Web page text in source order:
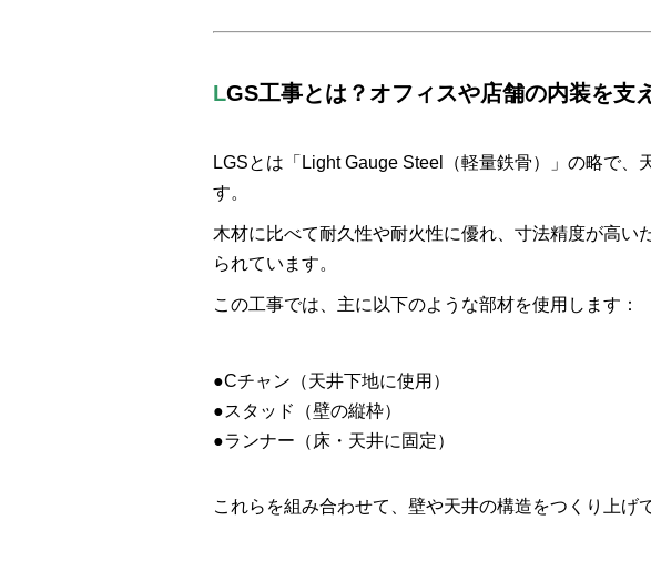
LGS工事とは？オフィスや店舗の内装を支
LGSとは「Light Gauge Steel（軽量鉄骨）」の略で、
す。
木材に比べて耐久性や耐火性に優れ、寸法精度が高い
られています。
この工事では、主に以下のような部材を使用します：
●Cチャン（天井下地に使用）
●スタッド（壁の縦枠）
●ランナー（床・天井に固定）
これらを組み合わせて、壁や天井の構造をつくり上げ